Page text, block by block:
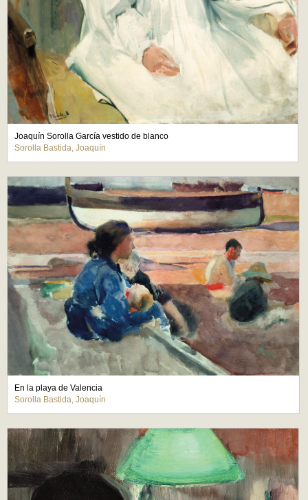
Joaquín Sorolla García vestido de blanco
Sorolla Bastida, Joaquín
En la playa de Valencia
Sorolla Bastida, Joaquín